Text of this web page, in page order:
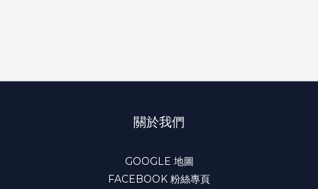
關於我們
GOOGLE 地圖
FACEBOOK 粉絲專頁